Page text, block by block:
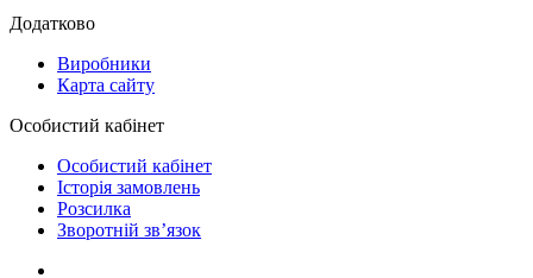
Додатково
Виробники
Карта сайту
Особистий кабінет
Особистий кабінет
Історія замовлень
Розсилка
Зворотній зв’язок